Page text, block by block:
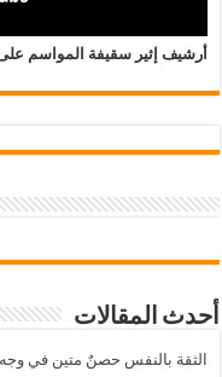
أرشيف إثير سقيفة المواسم
أحدث المقالات
الثقة بالنفس حصنٌ متين في وجه